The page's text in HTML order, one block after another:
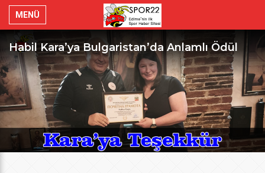
MENÜ
Habil Kara’ya Bulgaristan’da Anlamlı Ödül